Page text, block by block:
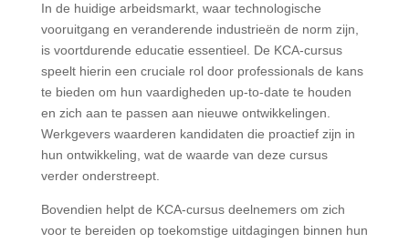
In de huidige arbeidsmarkt, waar technologische
vooruitgang en veranderende industrieën de norm zijn,
is voortdurende educatie essentieel. De KCA-cursus
speelt hierin een cruciale rol door professionals de kans
te bieden om hun vaardigheden up-to-date te houden
en zich aan te passen aan nieuwe ontwikkelingen.
Werkgevers waarderen kandidaten die proactief zijn in
hun ontwikkeling, wat de waarde van deze cursus
verder onderstreept.
Bovendien helpt de KCA-cursus deelnemers om zich
voor te bereiden op toekomstige uitdagingen binnen hun